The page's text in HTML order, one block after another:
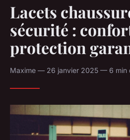
Lacets
sécurité :
protection
Maxime — 26 janvier 2025 — 6 min